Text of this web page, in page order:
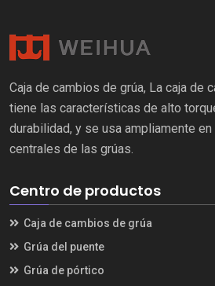
Caja de cambios de grúa, La caja de
tiene las características de alto
durabilidad, y se usa ampliamente
centrales de las grúas.
Centro de productos
Caja de cambios de grúa
Grúa del puente
Grúa de pórtico